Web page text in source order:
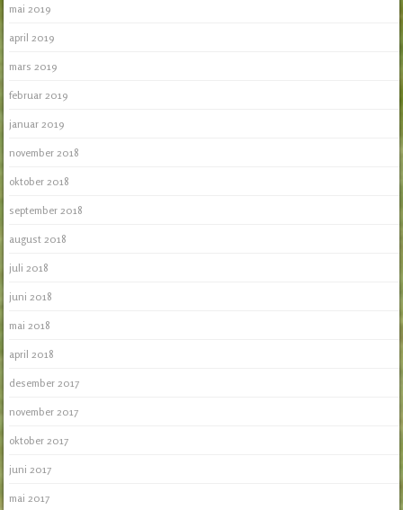
mai 2019
april 2019
mars 2019
februar 2019
januar 2019
november 2018
oktober 2018
september 2018
august 2018
juli 2018
juni 2018
mai 2018
april 2018
desember 2017
november 2017
oktober 2017
juni 2017
mai 2017